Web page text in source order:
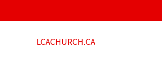
LCACHURCH.CA